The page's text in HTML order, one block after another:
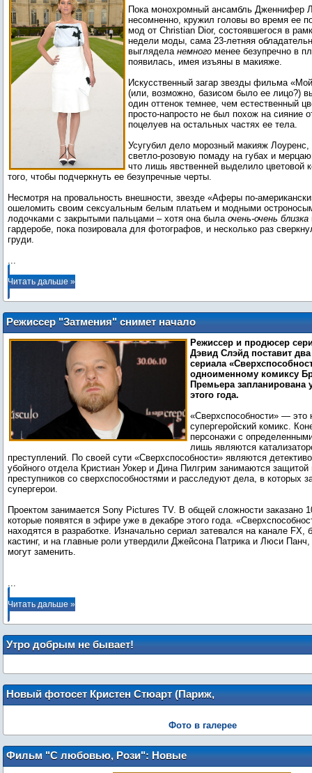
Пока монохромный ансамбль Дженнифер
несомненно, кружил головы во время ее
мод от Christian Dior, состоявшегося в
недели моды, сама 23-летняя
выглядела немногоменее безупречно в
появилась, имея изъяны в макияже.
Искусственный загар звезды фильма
(или, возможно, базисом было ее лицо?)
один оттенок темнее, чем естественный
просто-напросто не был похож на сияние
поцелуев на остальных частях ее тела.
Усугубил дело морозный макияж
светло-розовую помаду на губах и
что лишь явственней выделило цветовой
того, чтобы подчеркнуть ее безупречные черты.
Несмотря на провальность внешности, звезде «Аферы по-
ошеломить своим сексуальным белым платьем и модными
лодочками с закрытыми пальцами – хотя она была очень-очень близка
гардеробе, пока позировала для фотографов, и несколько раз
...
Читать дальше »
Режиссер "Затмения" снимет начало
сериала «Сверхспособности»
Режиссер и продюсер
Дэвид Слэйд поставит
сериала
одноименному комиксу
Премьера запланирована
этого года.
«Сверхспособности» — это
супергеройский комикс.
персонажи с
лишь являются
преступлений. По своей сути «Сверхспособности» являются
убойного отдела Кристиан Уокер и Дина Пилгрим занимаются
преступников со сверхспособностями и расследуют дела, в которых
супергерои.
Проектом занимается Sony Pictures TV. В общей сложности заказано
которые появятся в эфире уже в декабре этого года.
находятся в разработке. Изначально сериал затевался на канале FX,
кастинг, и на главные роли утвердили Джейсона Патрика и Люси Панч,
могут заменить.
...
Читать дальше »
Утро добрым не бывает!
Новый фотосет Кристен Стюарт (Париж,
8 июля)
Фото в галерее
Фильм "С любовью, Рози": Новые
трейлер и постеры